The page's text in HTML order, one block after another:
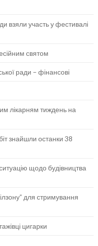
взяли участь у фестивалі
святом
ради – фінансові
лікарням тиждень на
знайшли останки 38
щодо будівництва
для стримування
цигарки